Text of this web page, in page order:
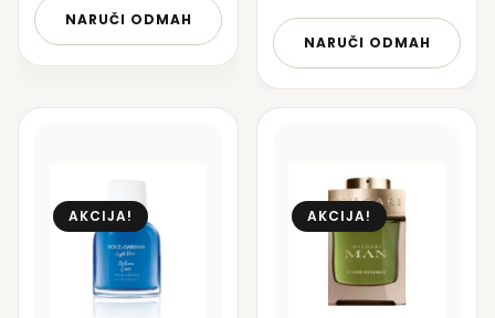
NARUČI ODMAH
NARUČI ODMAH
AKCIJA! AKCIJA!